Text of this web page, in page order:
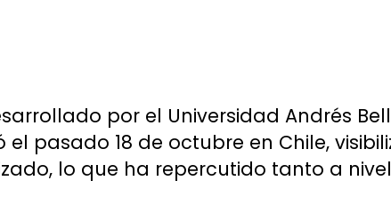
por el Universidad Andrés
el pasado 18 de octubre en Chile,
lo que ha repercutido tanto a